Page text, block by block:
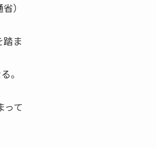
）
ま
。
って